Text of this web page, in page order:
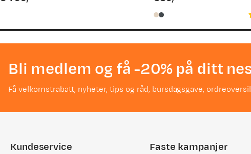
Bli medlem og få -20% på ditt
Få velkomstrabatt, nyheter, tips og råd, bursdagsgave,
Kundeservice Faste kampanjer